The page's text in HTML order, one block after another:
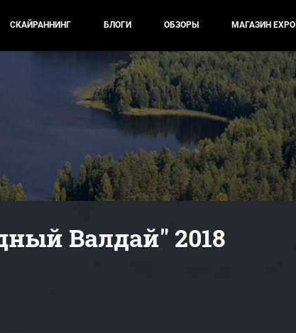
СКАЙРАННИНГ БЛОГИ ОБЗОРЫ МАГАЗИН EXPO
Валдай" 2018